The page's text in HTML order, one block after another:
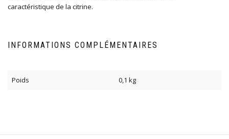
caractéristique de la citrine.
INFORMATIONS COMPLÉMENTAIRES
Poids 0,1 kg